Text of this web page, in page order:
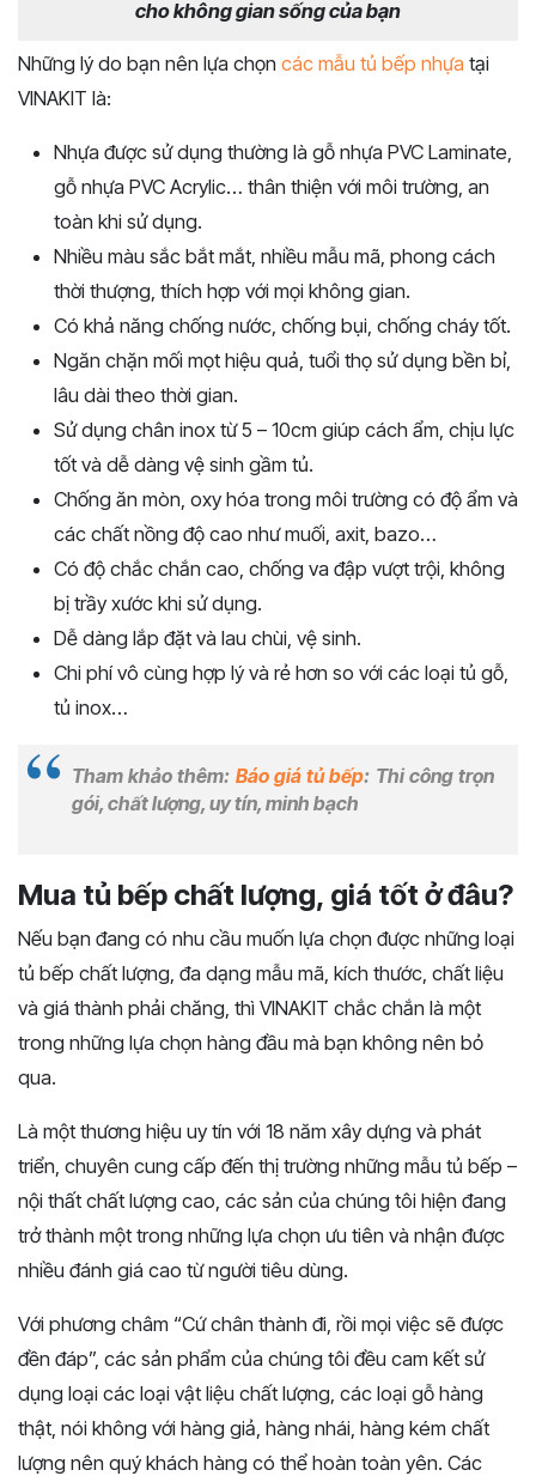
cho không gian sống của bạn
Những lý do bạn nên lựa chọn các mẫu tủ bếp nhựa tại
VINAKIT là:
Nhựa được sử dụng thường là gỗ nhựa PVC Laminate,
gỗ nhựa PVC Acrylic… thân thiện với môi trường, an
toàn khi sử dụng.
Nhiều màu sắc bắt mắt, nhiều mẫu mã, phong cách
thời thượng, thích hợp với mọi không gian.
Có khả năng chống nước, chống bụi, chống cháy tốt.
Ngăn chặn mối mọt hiệu quả, tuổi thọ sử dụng bền bỉ,
lâu dài theo thời gian.
Sử dụng chân inox từ 5 – 10cm giúp cách ẩm, chịu lực
tốt và dễ dàng vệ sinh gầm tủ.
Chống ăn mòn, oxy hóa trong môi trường có độ ẩm và
các chất nồng độ cao như muối, axit, bazo…
Có độ chắc chắn cao, chống va đập vượt trội, không
bị trầy xước khi sử dụng.
Dễ dàng lắp đặt và lau chùi, vệ sinh.
Chi phí vô cùng hợp lý và rẻ hơn so với các loại tủ gỗ,
tủ inox…
Tham khảo thêm: Báo giá tủ bếp: Thi công trọn
gói, chất lượng, uy tín, minh bạch
Mua tủ bếp chất lượng, giá tốt ở đâu?
Nếu bạn đang có nhu cầu muốn lựa chọn được những loại
tủ bếp chất lượng, đa dạng mẫu mã, kích thước, chất liệu
và giá thành phải chăng, thì VINAKIT chắc chắn là một
trong những lựa chọn hàng đầu mà bạn không nên bỏ
qua.
Là một thương hiệu uy tín với 18 năm xây dựng và phát
triển, chuyên cung cấp đến thị trường những mẫu tủ bếp –
nội thất chất lượng cao, các sản của chúng tôi hiện đang
trở thành một trong những lựa chọn ưu tiên và nhận được
nhiều đánh giá cao từ người tiêu dùng.
Với phương châm “Cứ chân thành đi, rồi mọi việc sẽ được
đền đáp”, các sản phẩm của chúng tôi đều cam kết sử
dụng loại các loại vật liệu chất lượng, các loại gỗ hàng
thật, nói không với hàng giả, hàng nhái, hàng kém chất
lượng nên quý khách hàng có thể hoàn toàn yên. Các